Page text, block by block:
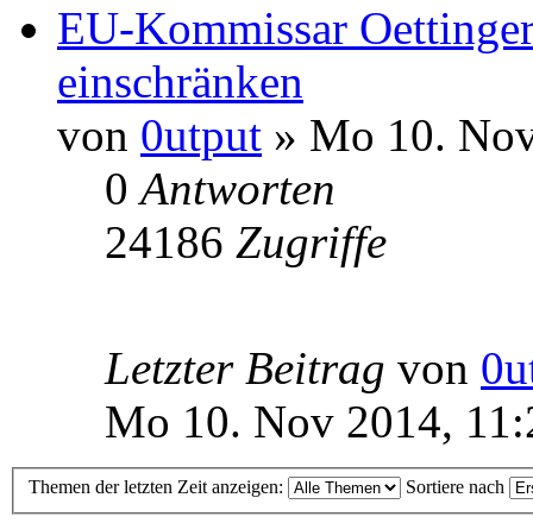
EU-Kommissar
einschränken
von 0utput » Mo 10.
0Antworten
24186 Zugriffe
Letzter Beitrag von
Mo 10. Nov 2014,
Themen der letzten Zeit anzeigen: Sortiere nach